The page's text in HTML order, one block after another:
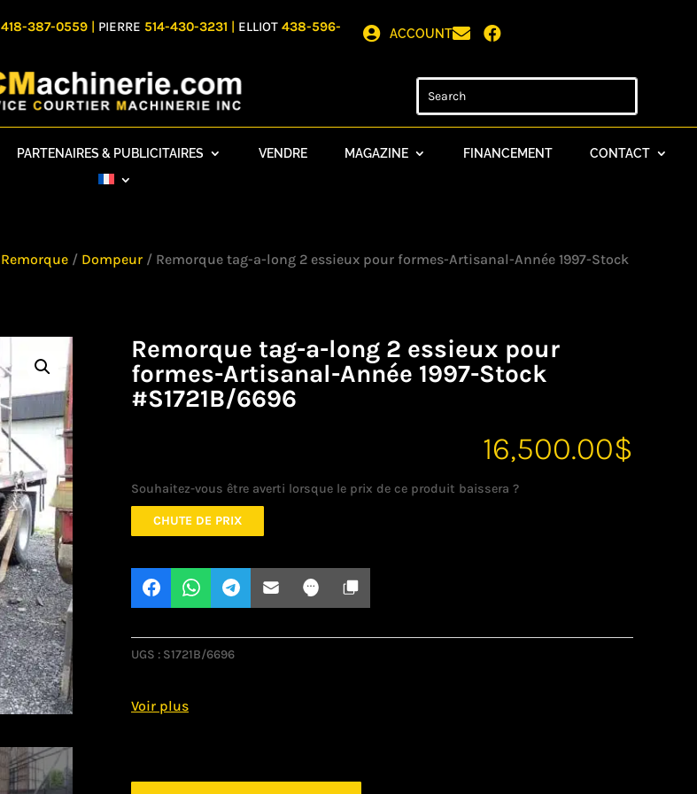
418-387-0559 PIERRE 514-430-3231 ELLIOT 438-596-
 ACCOUNT 
PARTENAIRES & PUBLICITAIRES VENDRE MAGAZINE FINANCEMENT CONTACT
Remorque / Dompeur / Remorque tag-a-long 2 essieux pour formes-Artisanal-Année 1997-Stock
Remorque tag-a-long 2 essieux pour
formes-Artisanal-Année 1997-Stock
#S1721B/6696
16,500.00$
Souhaitez-vous être averti lorsque le prix de ce produit baissera ?
CHUTE DE PRIX
UGS : S1721B/6696